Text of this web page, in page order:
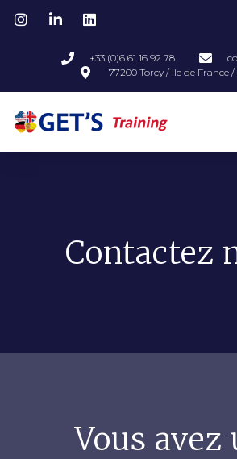
+33 (0)6 61 16 92 78
77200 Torcy / Ile de France
Contactez
Vous avez